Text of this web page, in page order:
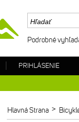
Hlavná Strana >
Podrobné
PRIHLÁSENIE